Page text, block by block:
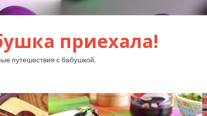
приехала!
путешествия с бабушкой.